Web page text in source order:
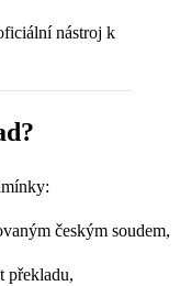
nástroj k
českým soudem,
překladu,